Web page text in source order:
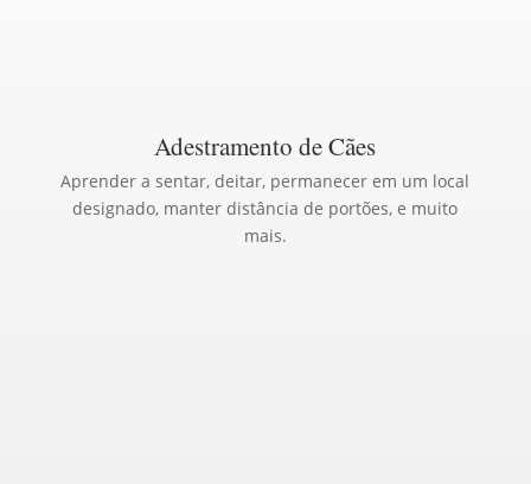
Adestramento de Cães
Aprender a sentar, deitar, permanecer em um local
designado, manter distância de portões, e muito
mais.